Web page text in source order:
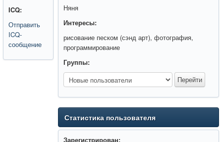
ICQ:
Отправить
ICQ-
сообщение
Няня
Интересы:
рисование песком (сэнд арт), фотография,
программирование
Группы:
Статистика пользователя
Зарегистрирован: